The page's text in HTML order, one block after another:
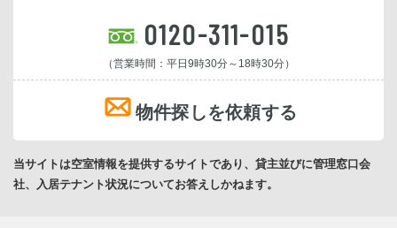
0120-311-015
（営業時間：平日9時30分～18時30分）
物件探しを依頼する
当サイトは空室情報を提供するサイトであり、貸主並びに管理窓口会
社、入居テナント状況についてお答えしかねます。